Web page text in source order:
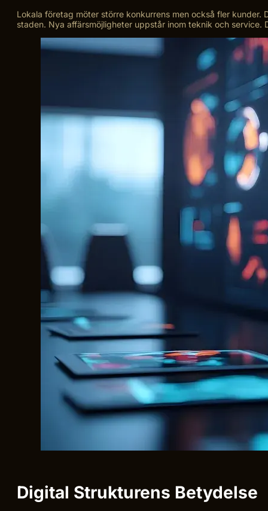
Lokala företag möter större konkurrens men också fler
staden. Nya affärsmöjligheter uppstår inom teknik och
Digital Strukturens Betydelse